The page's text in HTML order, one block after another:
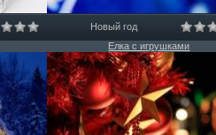
Новый год
Елка с игрушками